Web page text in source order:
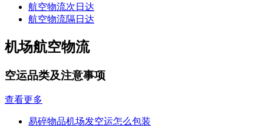
航空物流次日达
航空物流隔日达
机场航空物流
空运品类及注意事项
查看更多
易碎物品机场发空运怎么包装